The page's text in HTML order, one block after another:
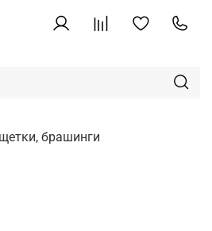
брашинги